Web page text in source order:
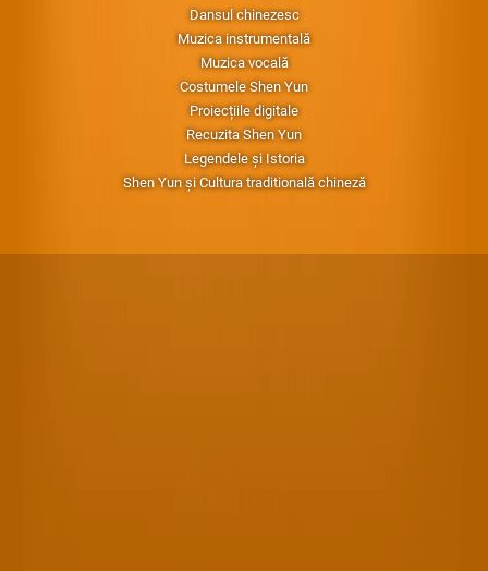
Dansul chinezesc
Muzica instrumentală
Muzica vocală
Costumele Shen Yun
Proiecțiile digitale
Recuzita Shen Yun
Legendele și Istoria
Shen Yun și Cultura traditională chineză